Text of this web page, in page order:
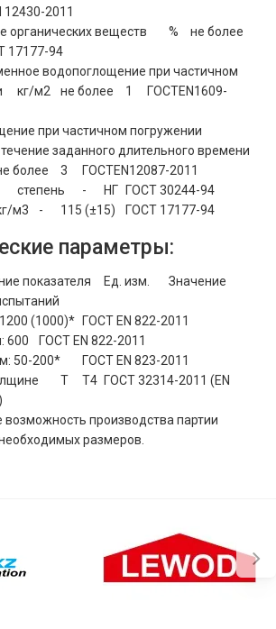
12430-2011
органических веществ
%
не более
17177-94
водопоглощение при частичном
кг/м2 не более 1
ГОСТEN1609-
при частичном погружении
заданного длительного времени
более 3
ГОСТEN12087-2011
степень - НГ
ГОСТ 30244-94
м3 - 115 (±15) ГОСТ 17177-94
параметры:
показателя Ед. изм.
Значение
(1000)*
ГОСТ EN 822-2011
600
ГОСТ EN 822-2011
50-200*
ГОСТ EN 823-2011
Т Т4 ГОСТ 32314-2011 (EN
возможность производства партии
размеров.